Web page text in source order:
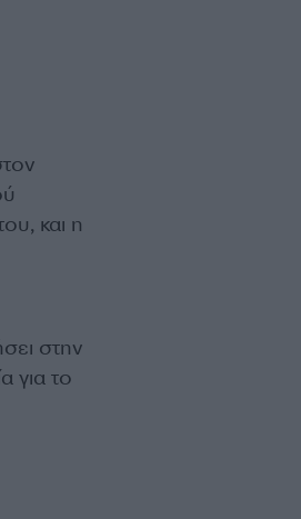
και η
στην
για το